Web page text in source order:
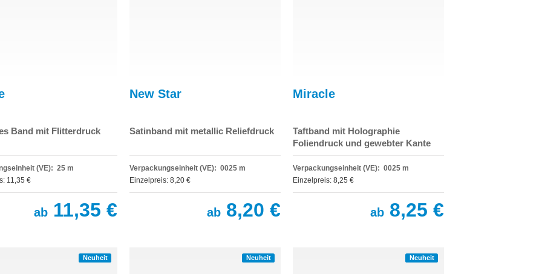
Band mit Flitterdruck
(VE): 25 m
11,35 €
ab 11,35 €
New Star
Satinband mit metallic Reliefdruck
Verpackungseinheit (VE): 0025 m
Einzelpreis: 8,20 €
ab 8,20 €
Miracle
Taftband mit Holographie
Foliendruck und gewebter Kante
Verpackungseinheit (VE): 0025 m
Einzelpreis: 8,25 €
ab 8,25 €
Neuheit Neuheit Neuheit